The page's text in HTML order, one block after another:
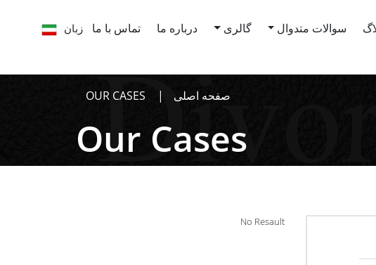
سوالات متدوال گالری درباره ما تماس با ما زبان
صفحه اصلی
Our Cases
No Resault